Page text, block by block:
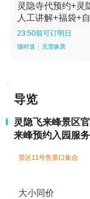
灵隐寺代预约+灵
人工讲解+福袋+
15:30场
23:50前可订明日
随时退 无需换票
导览
灵隐飞来峰景区
来峰预约入园服
景区11号售票口集合
大小同价